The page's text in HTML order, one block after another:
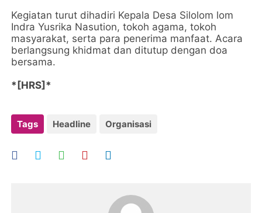
Kegiatan turut dihadiri Kepala Desa Silolom lom
Indra Yusrika Nasution, tokoh agama, tokoh
masyarakat, serta para penerima manfaat. Acara
berlangsung khidmat dan ditutup dengan doa
bersama.
*[HRS]*
Tags Headline Organisasi